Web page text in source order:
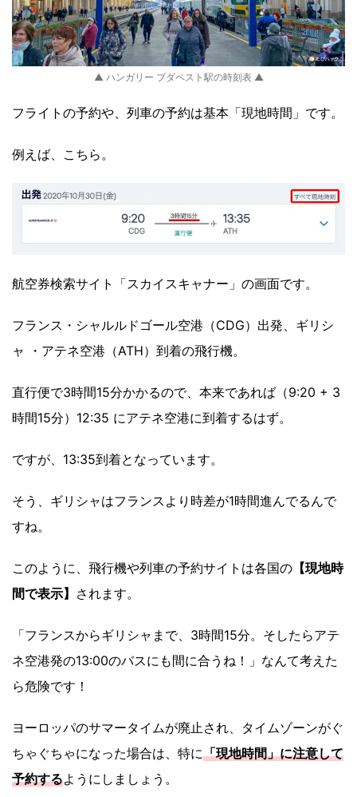
▲ ハンガリー ブダペスト駅の時刻表 ▲
フライトの予約や、列車の予約は基本「現地時間」です。
例えば、こちら。
航空券検索サイト「スカイスキャナー」の画面です。
フランス・シャルルドゴール空港（CDG）出発、ギリシ
ャ ・アテネ空港（ATH）到着の飛行機。
直行便で3時間15分かかるので、本来であれば（9:20 + 3
時間15分）12:35 にアテネ空港に到着するはず。
ですが、13:35到着となっています。
そう、ギリシャはフランスより時差が1時間進んでるんで
すね。
このように、飛行機や列車の予約サイトは各国の 【現地時
間で表示】 されます。
「フランスからギリシャまで、3時間15分。そしたらアテ
ネ空港発の13:00のバスにも間に合うね！」なんて考えた
ら危険です！
ヨーロッパのサマータイムが廃止され、タイムゾーンがぐ
ちゃぐちゃになった場合は、特に「現地時間」に注意して
予約するようにしましょう。